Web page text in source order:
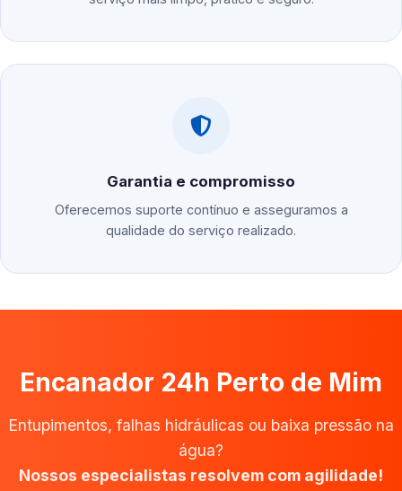
Garantia e compromisso
Oferecemos suporte contínuo e asseguramos a
qualidade do serviço realizado.
Encanador 24h Perto de Mim
Entupimentos, falhas hidráulicas ou baixa pressão na
água?
Nossos especialistas resolvem com agilidade!